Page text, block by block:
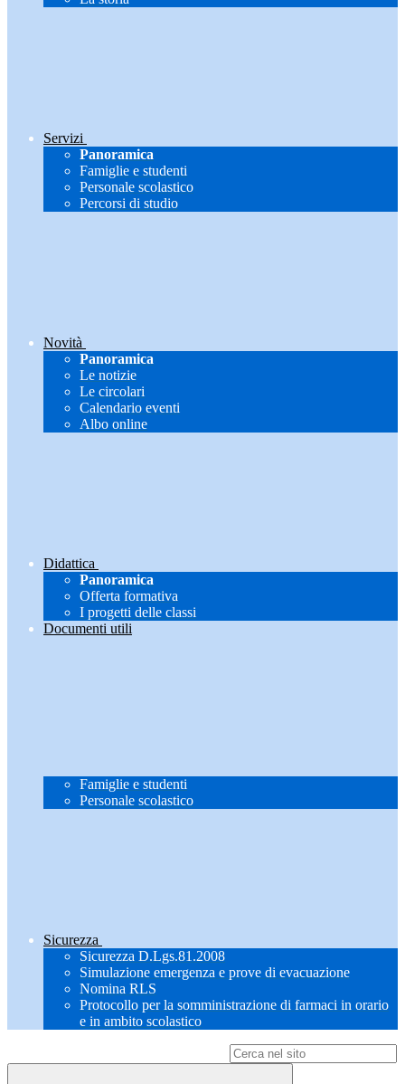
Servizi
Panoramica
Famiglie e studenti
Personale scolastico
Percorsi di studio
Novità
Panoramica
Le notizie
Le circolari
Calendario eventi
Albo online
Didattica
Panoramica
Offerta formativa
I progetti delle classi
Documenti utili
Famiglie e studenti
Personale scolastico
Sicurezza
Sicurezza D.Lgs.81.2008
Simulazione emergenza e prove di evacuazione
Nomina RLS
Protocollo per la somministrazione di farmaci in orario
e in ambito scolastico